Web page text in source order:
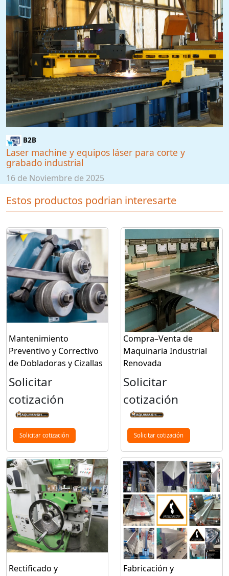
B2B
Laser machine y equipos láser para corte y
grabado industrial
16 de Noviembre de 2025
Estos productos podrian interesarte
Mantenimiento
Preventivo y Correctivo
de Dobladoras y Cizallas
Solicitar
cotización
Solicitar cotización
Compra–Venta de
Maquinaria Industrial
Renovada
Solicitar
cotización
Solicitar cotización
Rectificado y
Fabricación y